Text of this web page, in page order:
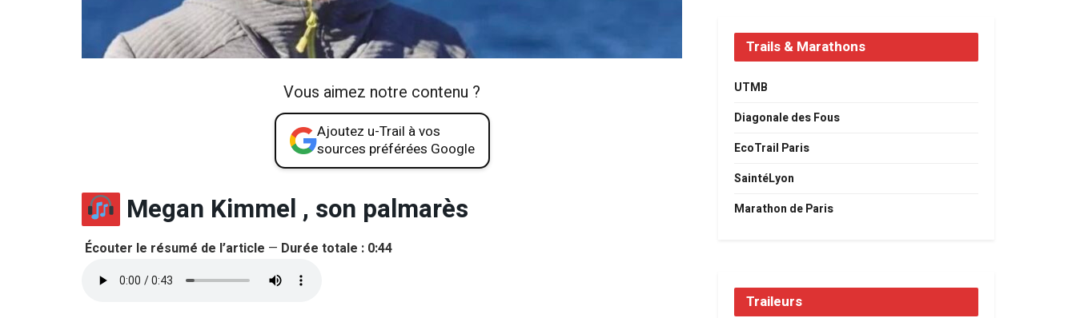
Vous aimez notre contenu ?
Ajoutez u-Trail à vos
sources préférées Google
Megan Kimmel , son palmarès
Écouter le résumé de l’article — Durée totale : 0:44
Trails & Marathons
UTMB
Diagonale des Fous
EcoTrail Paris
SaintéLyon
Marathon de Paris
Traileurs